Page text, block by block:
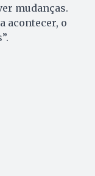
mudanças.
acontecer, o